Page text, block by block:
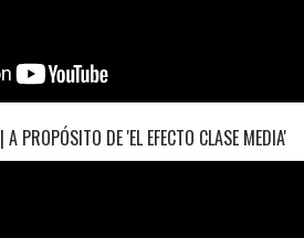
PROPÓSITO DE 'EL EFECTO CLASE MEDIA'